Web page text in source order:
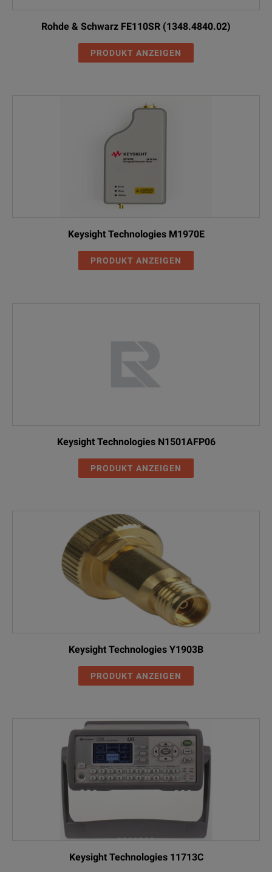
Rohde & Schwarz FE110SR (1348.4840.02)
PRODUKT ANZEIGEN
Keysight Technologies M1970E
PRODUKT ANZEIGEN
Keysight Technologies N1501AFP06
PRODUKT ANZEIGEN
Keysight Technologies Y1903B
PRODUKT ANZEIGEN
Keysight Technologies 11713C